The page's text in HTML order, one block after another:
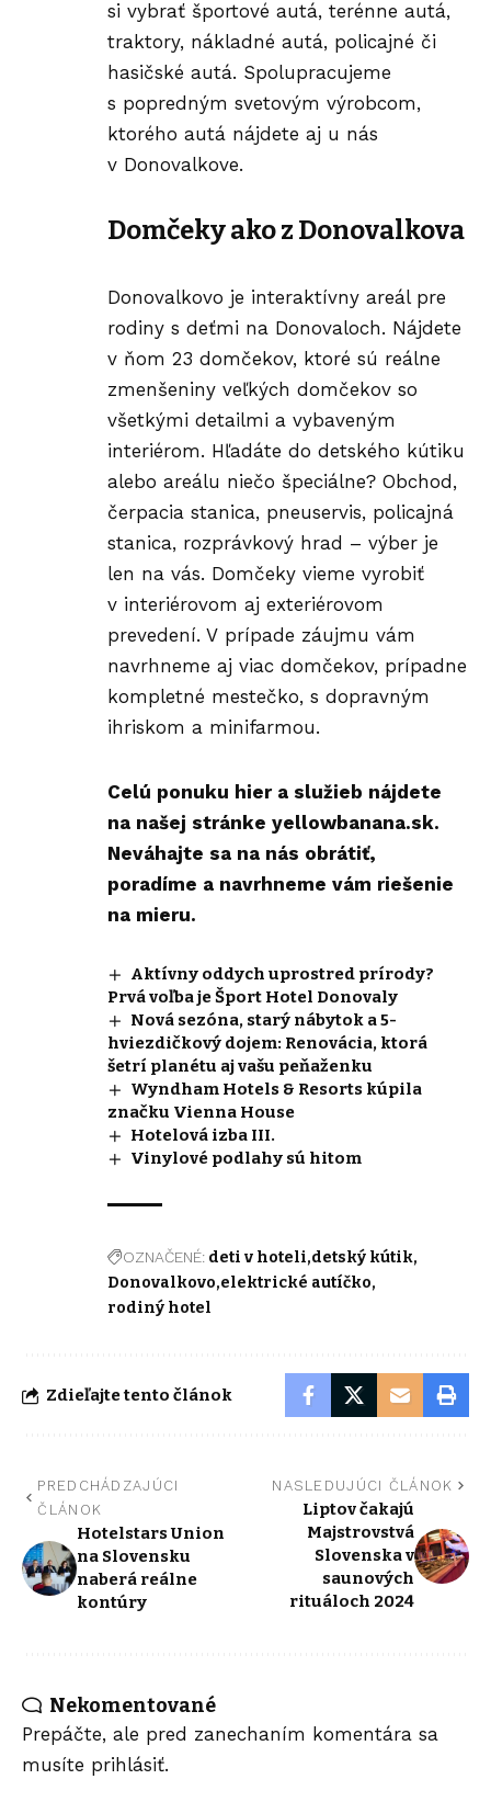
si vybrať športové autá, terénne autá,
traktory, nákladné autá, policajné či
hasičské autá. Spolupracujeme
s popredným svetovým výrobcom,
ktorého autá nájdete aj u nás
v Donovalkove.
Domčeky ako z Donovalkova
Donovalkovo je interaktívny areál pre
rodiny s deťmi na Donovaloch. Nájdete
v ňom 23 domčekov, ktoré sú reálne
zmenšeniny veľkých domčekov so
všetkými detailmi a vybaveným
interiérom. Hľadáte do detského kútiku
alebo areálu niečo špeciálne? Obchod,
čerpacia stanica, pneuservis, policajná
stanica, rozprávkový hrad – výber je
len na vás. Domčeky vieme vyrobiť
v interiérovom aj exteriérovom
prevedení. V prípade záujmu vám
navrhneme aj viac domčekov, prípadne
kompletné mestečko, s dopravným
ihriskom a minifarmou.
Celú ponuku hier a služieb nájdete
na našej stránke yellowbanana.sk.
Neváhajte sa na nás obrátiť,
poradíme a navrhneme vám riešenie
na mieru.
Aktívny oddych uprostred prírody?
Prvá voľba je Šport Hotel Donovaly
Nová sezóna, starý nábytok a 5-
hviezdičkový dojem: Renovácia, ktorá
šetrí planétu aj vašu peňaženku
Wyndham Hotels & Resorts kúpila
značku Vienna House
Hotelová izba III.
Vinylové podlahy sú hitom
OZNAČENÉ: deti v hoteli detský kútik
Donovalkovo elektrické autíčko
rodiný hotel
Zdieľajte tento článok
PREDCHÁDZAJÚCI
ČLÁNOK
Hotelstars Union
na Slovensku
naberá reálne
kontúry
NASLEDUJÚCI ČLÁNOK
Liptov čakajú
Majstrovstvá
Slovenska v
saunových
rituáloch 2024
Nekomentované
Prepáčte, ale pred zanechaním komentára sa
musíte prihlásiť.